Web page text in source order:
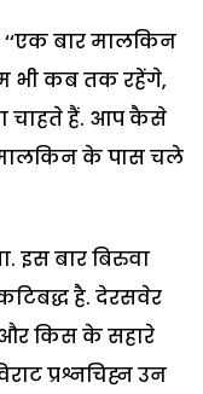
‘‘एक बार मालकिन
भी कब तक रहेंगे,
चाहते हैं. आप कैसे
के पास चले
इस बार बिरुवा
है. देरसवेर
किस के सहारे
प्रश्नचिह्न उन